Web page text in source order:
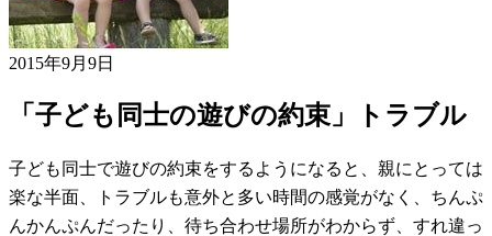
2015年9月9日
「子ども同士の遊びの約束」トラブル
子ども同士で遊びの約束をするようになると、親にとっては
楽な半面、トラブルも意外と多い時間の感覚がなく、ちんぷ
んかんぷんだったり、待ち合わせ場所がわからず、すれ違っ